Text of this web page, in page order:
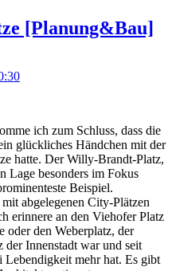
[Planung&Bau]
ich zum Schluss, dass die
glückliches Händchen mit der
hatte. Der Willy-Brandt-Platz,
Lage besonders im Fokus
Beispiel.
abgelegenen City-Plätzen
erinnere an den Viehofer Platz
oder den Weberplatz, der
Innenstadt war und seit
Lebendigkeit mehr hat. Es gibt